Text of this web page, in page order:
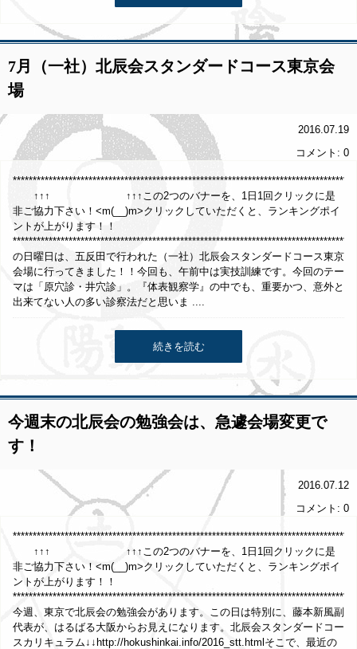
7月（一社）北辰会スタンダードコース東京会
場
2016.07.19
コメント: 0
↑↑↑ ↑↑↑この2つのバナーを、1日1回クリックに是
非ご協力下さい！<m(__)m>クリックしていただくと、ランキングポイ
ントが上がります！！
の日曜日は、五反田で行われた（一社）北辰会スタンダードコース東京
会場に行ってきました！！今回も、午前中は実技訓練です。今回のテー
マは「原穴診・井穴診」。『体表観察学』の中でも、重要かつ、意外と
出来てない人の多い診察法だと思いま ....
続きを読む
今週末の北辰会の勉強会は、急遽会場変更で
す！
2016.07.12
コメント: 0
↑↑↑ ↑↑↑この2つのバナーを、1日1回クリックに是
非ご協力下さい！<m(__)m>クリックしていただくと、ランキングポイ
ントが上がります！！
今週、東京で北辰会の勉強会があります。この日は特別に、藤本新風副
代表が、はるばる大阪からお見えになります。北辰会スタンダードコー
スカリキュラム↓↓http://hokushinkai.info/2016_stt.htmlそこで、最近の